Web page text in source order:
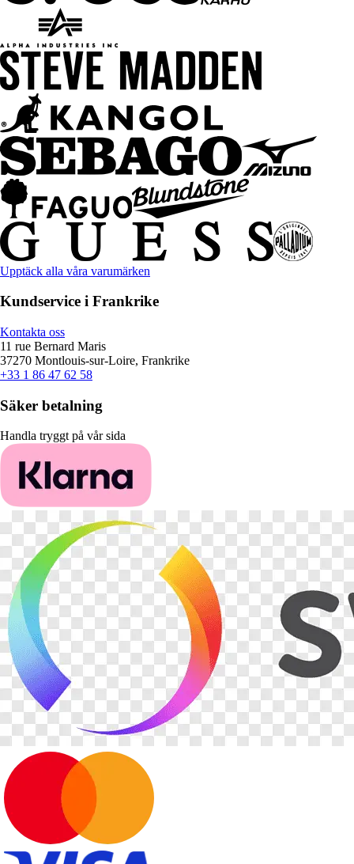
Upptäck alla våra varumärken
Kundservice i Frankrike
Kontakta oss
11 rue Bernard Maris
37270 Montlouis-sur-Loire, Frankrike
+33 1 86 47 62 58
Säker betalning
Handla tryggt på vår sida